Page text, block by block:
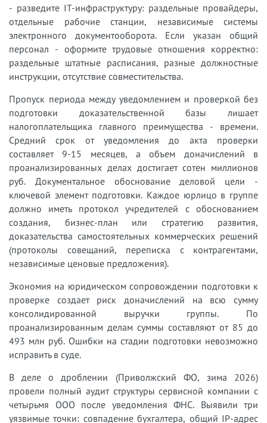
- разведите IT-инфраструктуру: раздельные провайдеры,
отдельные рабочие станции, независимые системы
электронного документооборота. Если указан общий
персонал - оформите трудовые отношения корректно:
раздельные штатные расписания, разные должностные
инструкции, отсутствие совместительства.
Пропуск периода между уведомлением и проверкой без
подготовки доказательственной базы лишает
налогоплательщика главного преимущества - времени.
Средний срок от уведомления до акта проверки
составляет 9-15 месяцев, а объем доначислений в
проанализированных делах достигает сотен миллионов
руб. Документальное обоснование деловой цели -
ключевой элемент подготовки. Каждое юрлицо в группе
должно иметь протокол учредителей с обоснованием
создания, бизнес-план или стратегию развития,
доказательства самостоятельных коммерческих решений
(протоколы совещаний, переписка с контрагентами,
независимые ценовые предложения).
Экономия на юридическом сопровождении подготовки к
проверке создает риск доначислений на всю сумму
консолидированной выручки группы. По
проанализированным делам суммы составляют от 85 до
493 млн руб. Ошибки на стадии подготовки невозможно
исправить в суде.
В деле о дроблении (Приволжский ФО, зима 2026)
провели полный аудит структуры сервисной компании с
четырьмя ООО после уведомления ФНС. Выявили три
уязвимые точки: совпадение бухгалтера, общий IP-адрес